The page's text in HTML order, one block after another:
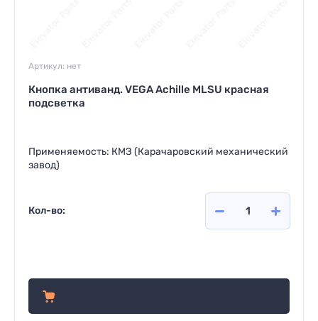
Артикул: нет
Кнопка антиванд. VEGA Achille MLSU красная
подсветка
Применяемость: КМЗ (Карачаровский механический
завод)
Кол-во: